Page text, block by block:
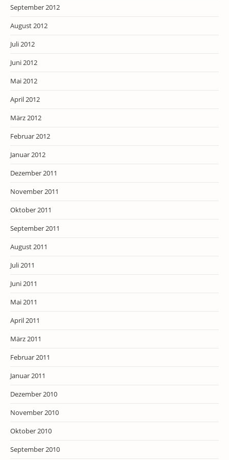
September 2012
August 2012
Juli 2012
Juni 2012
Mai 2012
April 2012
März 2012
Februar 2012
Januar 2012
Dezember 2011
November 2011
Oktober 2011
September 2011
August 2011
Juli 2011
Juni 2011
Mai 2011
April 2011
März 2011
Februar 2011
Januar 2011
Dezember 2010
November 2010
Oktober 2010
September 2010